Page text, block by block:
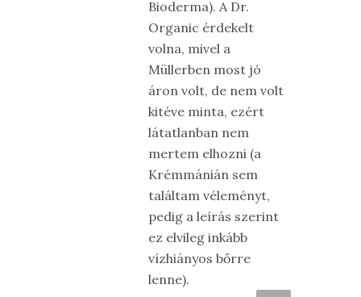
Bioderma). A Dr.
Organic érdekelt
volna, mivel a
Müllerben most jó
áron volt, de nem volt
kitéve minta, ezért
látatlanban nem
mertem elhozni (a
Krémmánián sem
találtam véleményt,
pedig a leírás szerint
ez elvileg inkább
vízhiányos bőrre
lenne).